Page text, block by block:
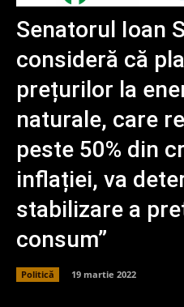
Senatorul Ioan
consideră că
prețurilor la
naturale, care
peste 50% din
inflației, va
stabilizare a
consum”
Politică 19 martie 2022